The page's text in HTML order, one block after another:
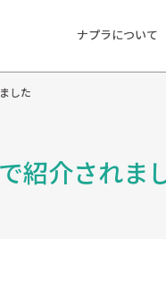
ナプラについて
紹介されま
した